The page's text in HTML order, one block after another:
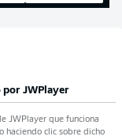
por JWPlayer
JWPlayerque funciona
haciendo clic sobre dicho